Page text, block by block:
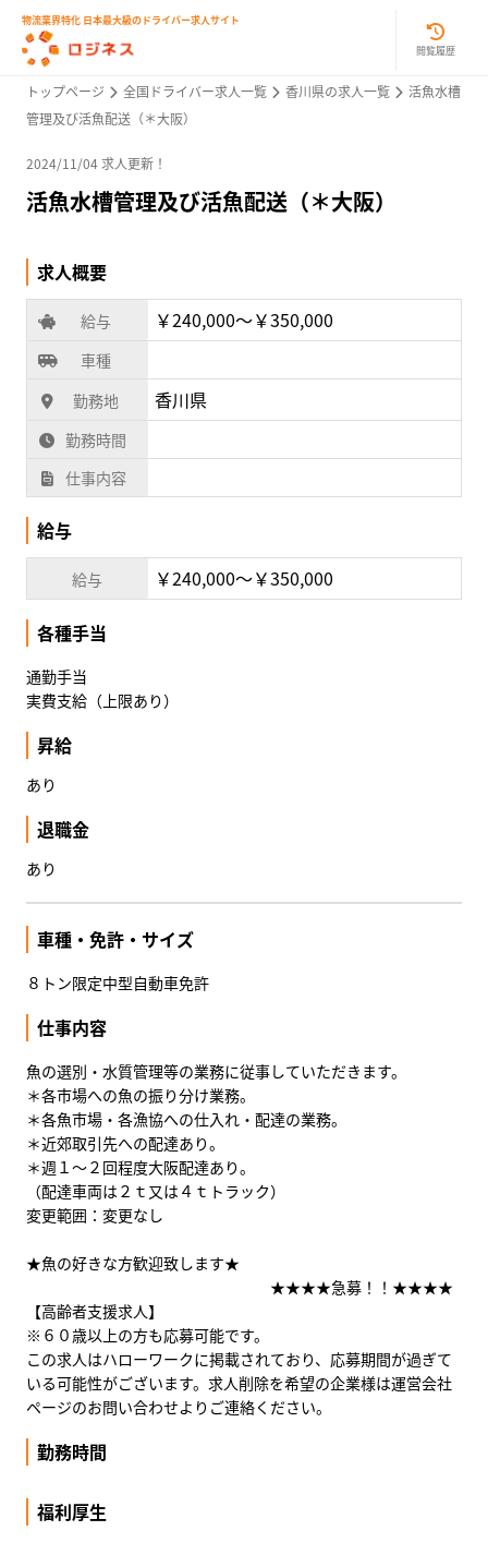
物流業界特化 日本最大級のドライバー求人サイト
閲覧履歴
トップページ 全国ドライバー求人一覧 香川県の求人一覧
活魚水槽
管理及び活魚配送（＊大阪）
2024/11/04 求人更新！
活魚水槽管理及び活魚配送（＊大阪）
求人概要
給与 ￥240,000〜￥350,000
車種
勤務地
香川県
勤務時間
仕事内容
給与
給与 ￥240,000〜￥350,000
各種手当
通勤手当
実費支給（上限あり）
昇給
あり
退職金
あり
車種・免許・サイズ
８トン限定中型自動車免許
仕事内容
魚の選別・水質管理等の業務に従事していただきます。
＊各市場への魚の振り分け業務。
＊各魚市場・各漁協への仕入れ・配達の業務。
＊近郊取引先への配達あり。
＊週１～２回程度大阪配達あり。
（配達車両は２ｔ又は４ｔトラック）
変更範囲：変更なし
★魚の好きな方歓迎致します★
★★★★急募！！★★★★
【高齢者支援求人】
※６０歳以上の方も応募可能です。
この求人はハローワークに掲載されており、応募期間が過ぎて
いる可能性がございます。求人削除を希望の企業様は運営会社
ページのお問い合わせよりご連絡ください。
勤務時間
福利厚生